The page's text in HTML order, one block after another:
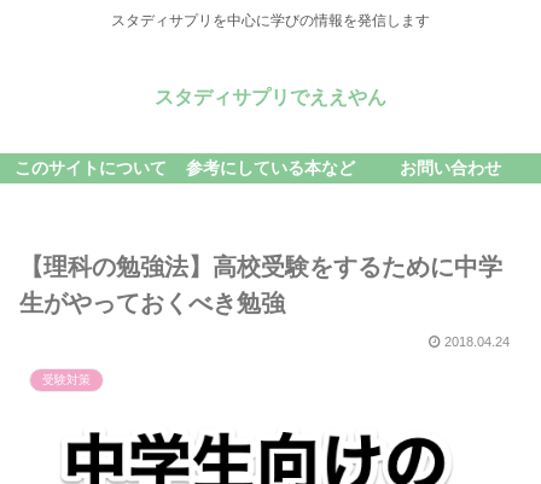
スタディサプリを中心に学びの情報を発信します
スタディサプリでええやん
このサイトについて 参考にしている本など お問い合わせ
【理科の勉強法】高校受験をするために中学
生がやっておくべき勉強
2018.04.24
受験対策